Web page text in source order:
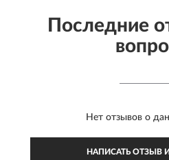
Последние
Нет отзывов о
НАПИСАТЬ ОТЗЫВ